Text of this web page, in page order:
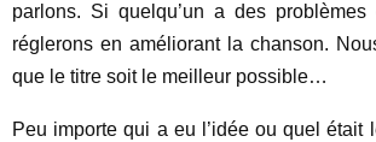
parlons. Si quelqu’un a des
réglerons en améliorant la chanson.
que le titre soit le meilleur possible…
Peu importe qui a eu l’idée ou quel était